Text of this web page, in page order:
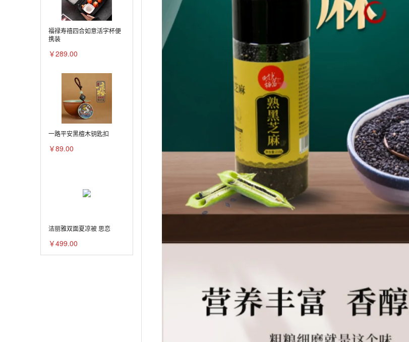
福禄寿禧四合如意活字杯便
携装
￥289.00
一路平安黑檀木钥匙扣
￥89.00
洁丽雅双面夏凉被 思恋
￥499.00